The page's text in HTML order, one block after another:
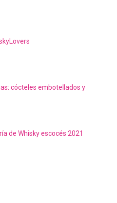
cócteles embotellados y
de Whisky escocés 2021